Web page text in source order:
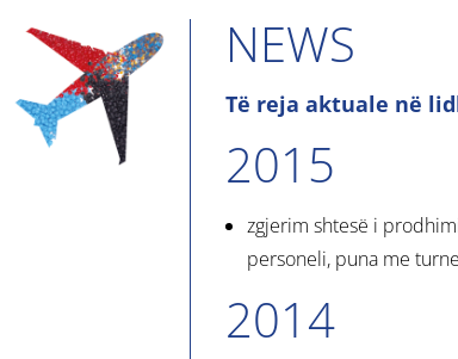
NEWS
Të reja aktuale në
2015
zgjerim shtesë i
personeli, puna me
2014